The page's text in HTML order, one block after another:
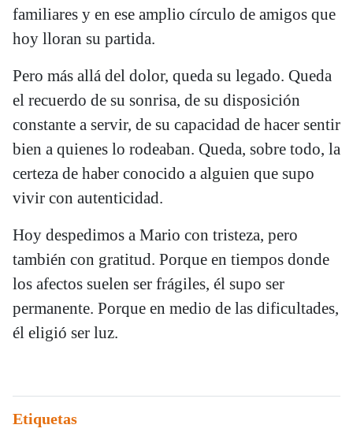
familiares y en ese amplio círculo de amigos que
hoy lloran su partida.
Pero más allá del dolor, queda su legado. Queda
el recuerdo de su sonrisa, de su disposición
constante a servir, de su capacidad de hacer sentir
bien a quienes lo rodeaban. Queda, sobre todo, la
certeza de haber conocido a alguien que supo
vivir con autenticidad.
Hoy despedimos a Mario con tristeza, pero
también con gratitud. Porque en tiempos donde
los afectos suelen ser frágiles, él supo ser
permanente. Porque en medio de las dificultades,
él eligió ser luz.
Etiquetas